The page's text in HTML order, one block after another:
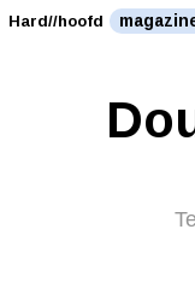
Hard//hoofd